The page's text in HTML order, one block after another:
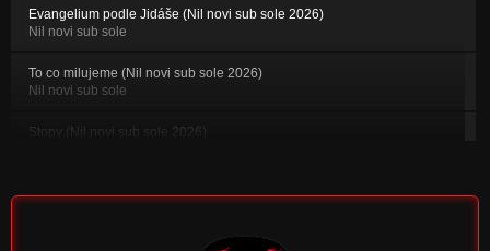
Evangelium podle Jidáše (Nil novi sub sole 2026)
Nil novi sub sole
To co milujeme (Nil novi sub sole 2026)
Nil novi sub sole
Stopy (Nil novi sub sole 2026)